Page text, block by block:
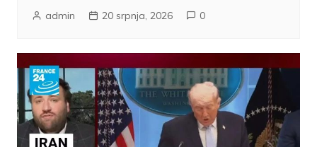
admin 20 srpnja, 2026 0